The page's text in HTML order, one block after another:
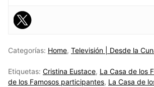
Categorías: Home, Televisión | Desde la
Etiquetas: Cristina Eustace, La Casa de los
de los Famosos participantes, La Casa de